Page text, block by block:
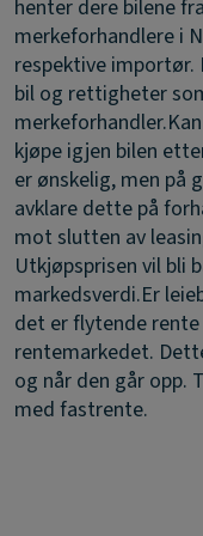
henter dere bilene
merkeforhandlere i
respektive
bil og rettigheter
merkeforhandler.
kjøpe igjen bilen
er ønskelig, men på
avklare dette på
mot slutten av
Utkjøpsprisen vil bli
markedsverdi.Er
det er flytende
rentemarkedet.
og når den går opp.
med fastrente.